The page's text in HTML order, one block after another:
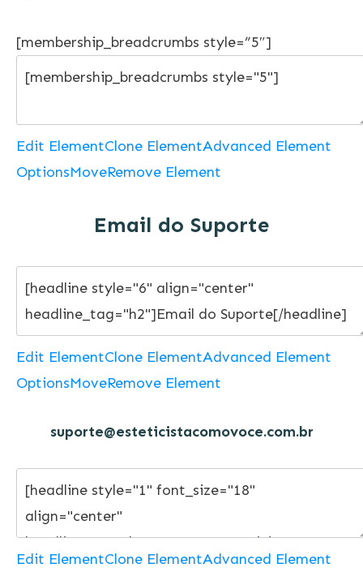
[membership_breadcrumbs style=”5″]
Edit ElementClone ElementAdvanced Element
OptionsMoveRemove Element
Email do Suporte
Edit ElementClone ElementAdvanced Element
OptionsMoveRemove Element
suporte@esteticistacomovoce.com.br
Edit ElementClone ElementAdvanced Element